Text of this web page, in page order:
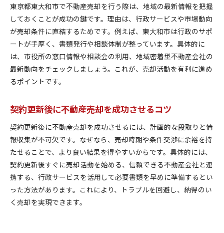
契約更新と売却の判断基準を整理してみよう
東京都東大和市で役立つ比較検討の最新情報
不動産売却と契約更新の優先順位を見極める
安心して進める契約更新と売却の効率的な方法
不動産売却と契約更新を効率化する手順を紹介
東京都東大和市で安心できる契約更新の進め方
不動産売却の効率アップに役立つ最新知識
契約更新時の情報収集法で売却を有利に
東京都東大和市の行政サービス活用術
東京都東大和市で快適な住み替えを実現する秘訣
不動産売却後の住み替えで知るべき契約更新対策
東京都東大和市で快適な新生活を始める準備
契約更新と売却を活かした住み替えプランの立て
東京都東大和市で不動産売却を行う際は、地域の最新情報を把握
しておくことが成功の鍵です。理由は、行政サービスや市場動向
が売却条件に直結するためです。例えば、東大和市は行政のサポ
ートが手厚く、書類発行や相談体制が整っています。具体的に
は、市役所の窓口情報や相談会の利用、地域密着型不動産会社の
最新動向をチェックしましょう。これが、売却活動を有利に進め
るポイントです。
契約更新後に不動産売却を成功させるコツ
契約更新後に不動産売却を成功させるには、計画的な段取りと情
報収集が不可欠です。なぜなら、売却時期や条件交渉に余裕を持
たせることで、より良い結果を得やすいからです。具体的には、
契約更新後すぐに売却活動を始める、信頼できる不動産会社と連
携する、行政サービスを活用して必要書類を早めに準備するとい
った方法があります。これにより、トラブルを回避し、納得のい
く売却を実現できます。